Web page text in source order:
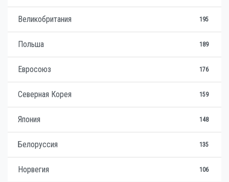
Великобритания 195
Польша 189
Евросоюз 176
Северная Корея 159
Япония 148
Белоруссия 135
Норвегия 106